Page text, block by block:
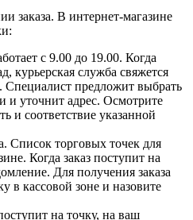
заказа. В интернет-магазине
с 9.00 до 19.00. Когда
курьерская служба свяжется
Специалист предложит выбрать
и уточнит адрес. Осмотрите
и соответствие указанной
Список торговых точек для
Когда заказ поступит на
Для получения заказа
в кассовой зоне и назовите
на точку, на ваш